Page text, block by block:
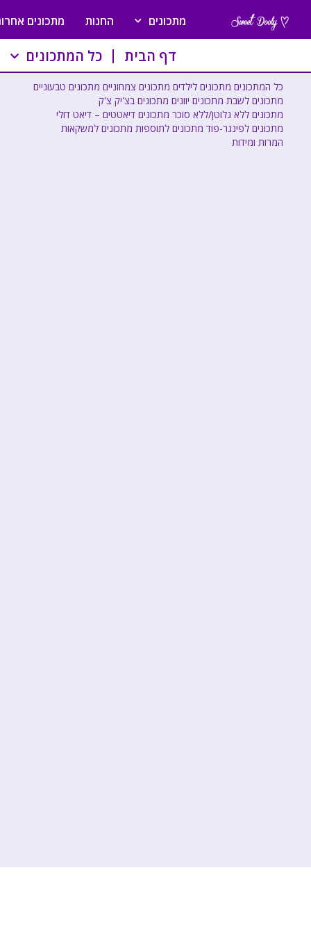
מתכונים החנות מתכונים
דף הבית כל המתכונים
כל המתכונים מתכונים לילדים מתכונים צמחוניים מתכונים טבעוניים
מתכונים לשבת מתכונים יוונים מתכונים בצ'יק צ'ק
מתכונים ללא גלוטן/ללא סוכר מתכונים דיאטטים – דיאט דולי
מתכונים לפינגר-פוד מתכונים לתוספות מתכונים למשקאות
המרות ומידות